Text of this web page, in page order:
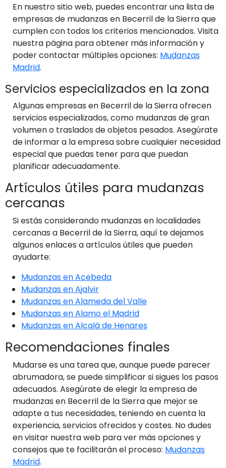
En nuestro sitio web, puedes encontrar una lista de
empresas de mudanzas en Becerril de la Sierra que
cumplen con todos los criterios mencionados. Visita
nuestra página para obtener más información y
poder contactar múltiples opciones: Mudanzas
Madrid.
Servicios especializados en la zona
Algunas empresas en Becerril de la Sierra ofrecen
servicios especializados, como mudanzas de gran
volumen o traslados de objetos pesados. Asegúrate
de informar a la empresa sobre cualquier necesidad
especial que puedas tener para que puedan
planificar adecuadamente.
Artículos útiles para mudanzas
cercanas
Si estás considerando mudanzas en localidades
cercanas a Becerril de la Sierra, aquí te dejamos
algunos enlaces a artículos útiles que pueden
ayudarte:
Mudanzas en Acebeda
Mudanzas en Ajalvir
Mudanzas en Alameda del Valle
Mudanzas en Alamo el Madrid
Mudanzas en Alcalá de Henares
Recomendaciones finales
Mudarse es una tarea que, aunque puede parecer
abrumadora, se puede simplificar si sigues los pasos
adecuados. Asegúrate de elegir la empresa de
mudanzas en Becerril de la Sierra que mejor se
adapte a tus necesidades, teniendo en cuenta la
experiencia, servicios ofrecidos y costes. No dudes
en visitar nuestra web para ver más opciones y
consejos que te facilitarán el proceso: Mudanzas
Madrid.